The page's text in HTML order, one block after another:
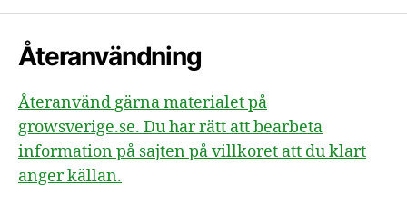
inlägg
Återanvändning
Återanvänd gärna materialet på
growsverige.se. Du har rätt att bearbeta
information på sajten på villkoret att du klart
anger källan.